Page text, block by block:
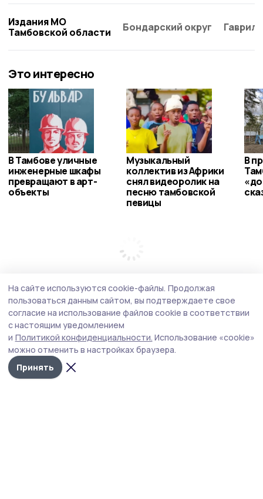
Издания МО
Тамбовской области
Бондарский округ
Это интересно
В Тамбове уличные
инженерные шкафы
превращают в арт-
объекты
Музыкальный
коллектив из Африки
снял видеоролик на
песню тамбовской
певицы
В
На сайте используются cookie-файлы. Продолжая
пользоваться данным сайтом, вы подтверждаете свое
согласие на использование файлов cookie в соответствии
с настоящим уведомлением
и Политикой конфиденциальности. Использование «cookie»
можно отменить в настройках браузера.
Принять